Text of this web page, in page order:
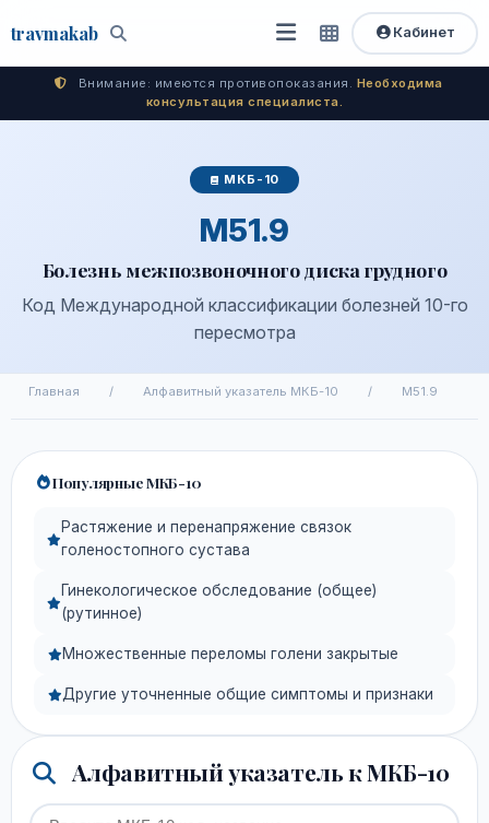
travmakab Поиск
Открыть
меню
Быстрый
доступ
Кабинет
Внимание: имеются противопоказания. Необходима
консультация специалиста.
МКБ-10
M51.9
Болезнь межпозвоночного диска грудного
Код Международной классификации болезней 10-го
пересмотра
Главная / Алфавитный указатель МКБ-10 / M51.9
Популярные МКБ-10
Растяжение и перенапряжение связок
голеностопного сустава
Гинекологическое обследование (общее)
(рутинное)
Множественные переломы голени закрытые
Другие уточненные общие симптомы и признаки
Алфавитный указатель к МКБ-10